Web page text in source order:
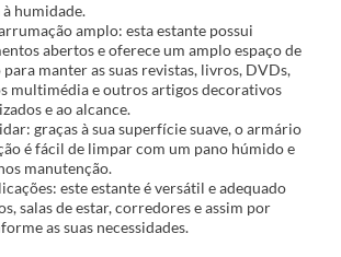
humidade.
amplo: esta estante possui
abertos e oferece um amplo espaço de
manter as suas revistas, livros, DVDs,
multimédia e outros artigos decorativos
e ao alcance.
graças à sua superfície suave, o armário
é fácil de limpar com um pano húmido e
manutenção.
este estante é versátil e adequado
salas de estar, corredores e assim por
as suas necessidades.